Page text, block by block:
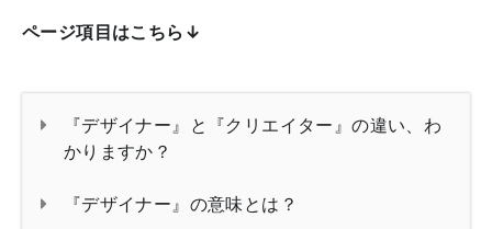
ページ項目はこちら↓
『デザイナー』と『クリエイター』の違い、わ
かりますか？
『デザイナー』の意味とは？